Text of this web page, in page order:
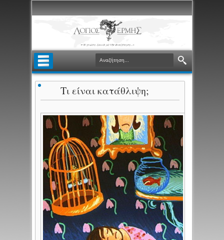
Τι είναι κατάθλιψη;